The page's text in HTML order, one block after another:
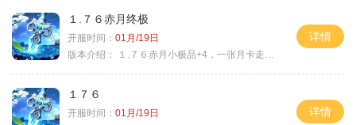
１.７６赤月终极
开服时间： 01月/19日
版本介绍：
１.７６赤月小极品+4，一张月卡走天涯a
详情
１７６
开服时间： 01月/19日
详情